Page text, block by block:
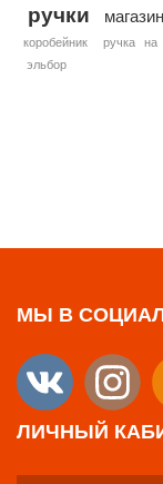
ручки
коробейник
ручка
эльбор
МЫ В
ЛИЧНЫЙ